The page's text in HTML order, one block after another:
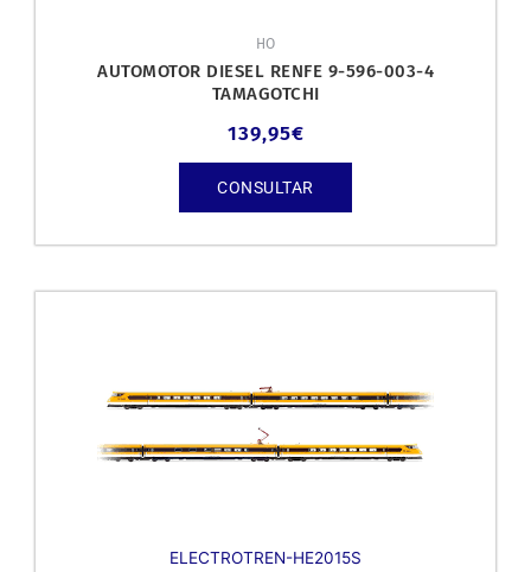
HO
AUTOMOTOR DIESEL RENFE 9-596-003-4
TAMAGOTCHI
139,95€
CONSULTAR
ELECTROTREN-HE2015S